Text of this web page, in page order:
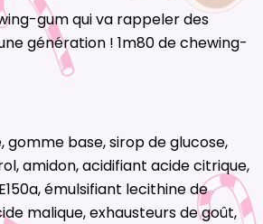
gum qui va rappeler des
génération ! 1m80 de chewing-
gomme base, sirop de glucose,
amidon, acidifiant acide citrique,
émulsifiant lecithine de
malique, exhausteurs de goût,